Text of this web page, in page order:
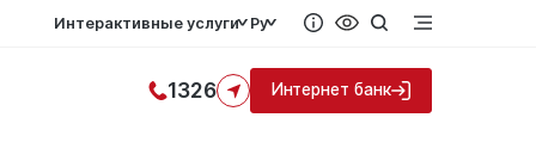
Интерактивные услуги Ру
1326 Интернет банк